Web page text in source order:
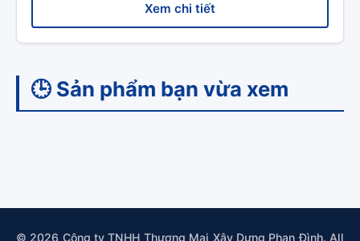
Xem chi tiết
🕒 Sản phẩm bạn vừa xem
© 2026 Công ty TNHH Thương Mại Xây Dựng Phan Đình. All